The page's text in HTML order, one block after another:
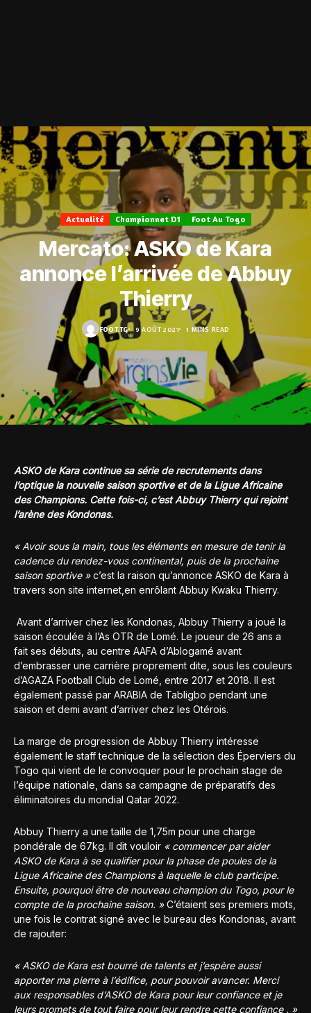
Actualité Championnat D1 Foot Au Togo
Mercato: ASKO de Kara
annonce l’arrivée de Abbuy
Thierry
FOOT.TG 9 AOÛT 2021 1 MINS READ
ASKO de Kara continue sa série de recrutements dans
l’optique la nouvelle saison sportive et de la Ligue Africaine
des Champions. Cette fois-ci, c’est Abbuy Thierry qui rejoint
l’arène des Kondonas.
« Avoir sous la main, tous les éléments en mesure de tenir la
cadence du rendez-vous continental, puis de la prochaine
saison sportive »c’est la raison qu’annonce ASKO de Kara à
travers son site internet,en enrôlant Abbuy Kwaku Thierry.
Avant d’arriver chez les Kondonas, Abbuy Thierry a joué la
saison écoulée à l’As OTR de Lomé. Le joueur de 26 ans a
fait ses débuts, au centre AAFA d’Ablogamé avant
d’embrasser une carrière proprement dite, sous les couleurs
d’AGAZA Football Club de Lomé, entre 2017 et 2018. Il est
également passé par ARABIA de Tabligbo pendant une
saison et demi avant d’arriver chez les Otérois.
La marge de progression de Abbuy Thierry intéresse
également le staff technique de la sélection des Éperviers du
Togo qui vient de le convoquer pour le prochain stage de
l’équipe nationale, dans sa campagne de préparatifs des
éliminatoires du mondial Qatar 2022.
Abbuy Thierry a une taille de 1,75m pour une charge
pondérale de 67kg. Il dit vouloir « commencer par aider
ASKO de Kara à se qualifier pour la phase de poules de la
Ligue Africaine des Champions à laquelle le club participe.
Ensuite, pourquoi être de nouveau champion du Togo, pour le
compte de la prochaine saison. »C’étaient ses premiers mots,
une fois le contrat signé avec le bureau des Kondonas, avant
de rajouter:
« ASKO de Kara est bourré de talents et j’espère aussi
apporter ma pierre à l’édifice, pour pouvoir avancer. Merci
aux responsables d’ASKO de Kara pour leur confiance et je
leurs promets de tout faire pour leur rendre cette confiance . »